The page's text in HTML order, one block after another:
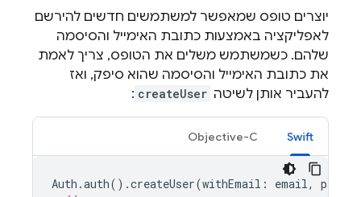
יוצרים טופס שמאפשר למשתמשים חדשים להירשם
לאפליקציה באמצעות כתובת האימייל והסיסמה
שלהם. כשמשתמש משלים את הטופס, צריך לאמת
את כתובת האימייל והסיסמה שהוא סיפק, ואז
להעביר אותן לשיטה createUser
:
Swift
Objective-C
Auth .auth().createUser(withEmail : email,